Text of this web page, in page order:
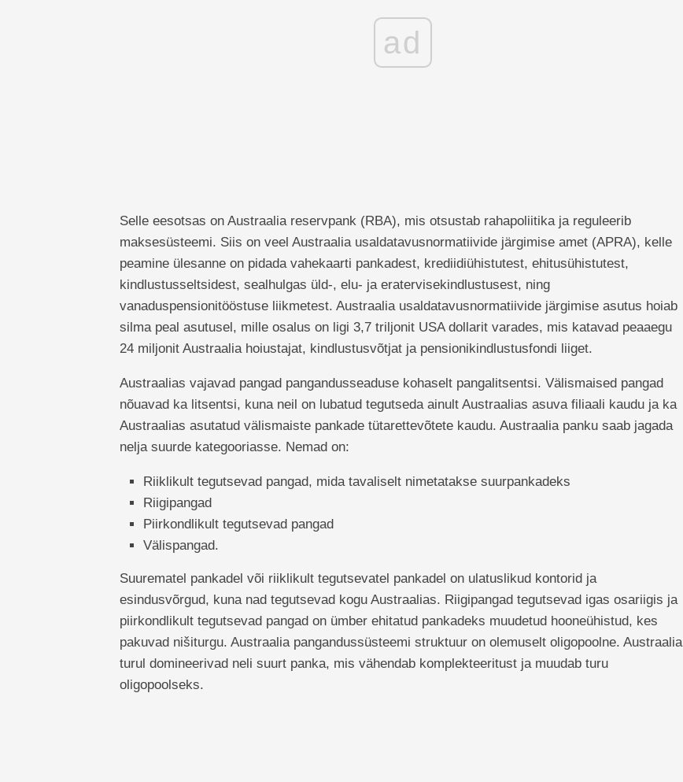
ad
Selle eesotsas on Austraalia reservpank (RBA), mis otsustab rahapoliitika ja reguleerib
maksesüsteemi. Siis on veel Austraalia usaldatavusnormatiivide järgimise amet (APRA), kelle
peamine ülesanne on pidada vahekaarti pankadest, krediidiühistutest, ehitusühistutest,
kindlustusseltsidest, sealhulgas üld-, elu- ja eratervisekindlustusest, ning
vanaduspensionitööstuse liikmetest. Austraalia usaldatavusnormatiivide järgimise asutus hoiab
silma peal asutusel, mille osalus on ligi 3,7 triljonit USA dollarit varades, mis katavad peaaegu
24 miljonit Austraalia hoiustajat, kindlustusvõtjat ja pensionikindlustusfondi liiget.
Austraalias vajavad pangad pangandusseaduse kohaselt pangalitsentsi. Välismaised pangad
nõuavad ka litsentsi, kuna neil on lubatud tegutseda ainult Austraalias asuva filiaali kaudu ja ka
Austraalias asutatud välismaiste pankade tütarettevõtete kaudu. Austraalia panku saab jagada
nelja suurde kategooriasse. Nemad on:
Riiklikult tegutsevad pangad, mida tavaliselt nimetatakse suurpankadeks
Riigipangad
Piirkondlikult tegutsevad pangad
Välispangad.
Suurematel pankadel või riiklikult tegutsevatel pankadel on ulatuslikud kontorid ja
esindusvõrgud, kuna nad tegutsevad kogu Austraalias. Riigipangad tegutsevad igas osariigis ja
piirkondlikult tegutsevad pangad on ümber ehitatud pankadeks muudetud hooneühistud, kes
pakuvad nišiturgu. Austraalia pangandussüsteemi struktuur on olemuselt oligopoolne. Austraalia
turul domineerivad neli suurt panka, mis vähendab komplekteeritust ja muudab turu
oligopoolseks.